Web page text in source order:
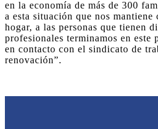
en la economía de más de 300
a esta situación que nos
hogar, a las personas que tienen
profesionales terminamos en
en contacto con el sindicato de
renovación”.